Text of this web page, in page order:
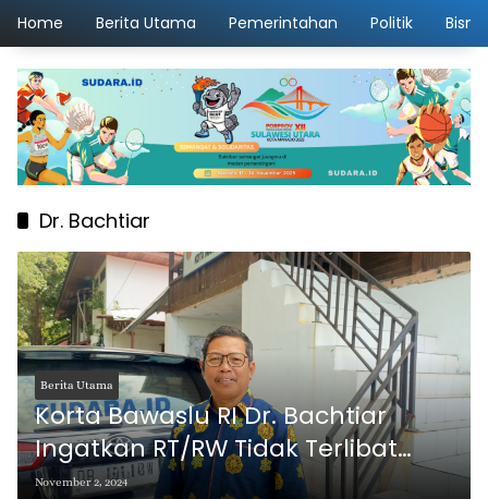
Home Berita Utama Pemerintahan Politik
Dr. Bachtiar
Berita Utama
Korta Bawaslu RI Dr. Bachtiar
Ingatkan RT/RW Tidak Terlibat
Politik Praktis di Pilkada 2024
November 2, 2024